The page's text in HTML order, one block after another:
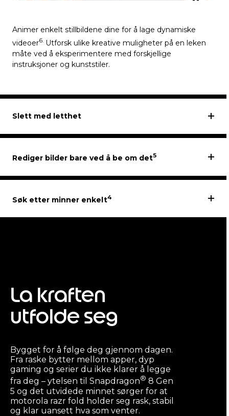
Animer enkelt stillbildene dine for å lage dynamiske
videoer6. Utforsk ulike kreative muligheter på en leken
måte ved å eksperimentere med forskjellige
instruksjoner og kunststiler.
Slett med letthet
Rediger bilder bare ved å be om det5
Søk etter minner enkelt4
La kraften
utfolde seg
Bygget for å følge deg gjennom dagen.
Fra raske bytter mellom apper, dyp
gaming og serier du ikke klarer å legge
fra deg – ytelsen til Snapdragon® 8 Gen
5 og det utvidede minnet sørger for at
motorola razr fold holder seg rask, stabil
og klar uansett hva som venter.